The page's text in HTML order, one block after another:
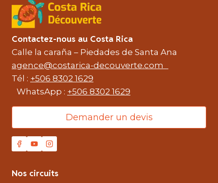
Contactez-nous au Costa Rica
Calle la caraña – Piedades de Santa Ana
agence@costarica-decouverte.com
Tél : +506 8302 1629
WhatsApp : +506 8302 1629
Demander un devis
Nos circuits